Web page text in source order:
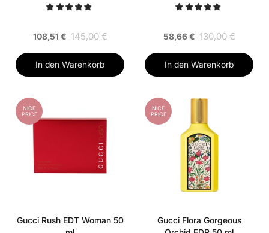
108,51 € 145,00 €
In den Warenkorb
58,66 € 130,00 €
In den Warenkorb
NICE
PRICE
Gucci Rush EDT Woman 50
NICE
PRICE
Gucci Flora Gorgeous